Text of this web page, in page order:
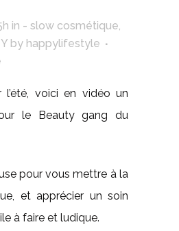
in - slow cosmétique,
by happylifestyle
l’été, voici en vidéo un
le Beauty gang du
pour vous mettre à la
et apprécier un soin
à faire et ludique.